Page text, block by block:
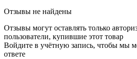
Отзывы не найдены
Отзывы могут оставлять только
пользователи, купившие этот товар
Войдите в учётную запись, чтобы мы
ответе